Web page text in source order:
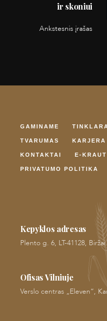
ir skoniui
Ankstesnis įrašas
GAMINAME
TVARUMAS KARJERA
KONTAKTAI E-
PRIVATUMO POLITIKA
Kepyklos adresas
Plento g. 6, LT-41128, Biržai
Ofisas Vilniuje
Verslo centras „Eleven“,